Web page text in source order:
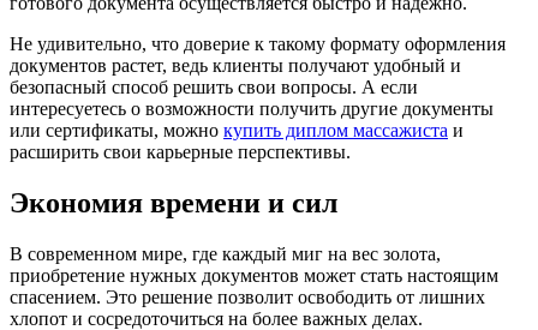
Не удивительно, что доверие к такому формату оформления
документов растет, ведь клиенты получают удобный и
безопасный способ решить свои вопросы. А если
интересуетесь о возможности получить другие документы
или сертификаты, можно купить диплом массажиста и
расширить свои карьерные перспективы.
Экономия времени и сил
В современном мире, где каждый миг на вес золота,
приобретение нужных документов может стать настоящим
спасением. Это решение позволит освободить от лишних
хлопот и сосредоточиться на более важных делах.